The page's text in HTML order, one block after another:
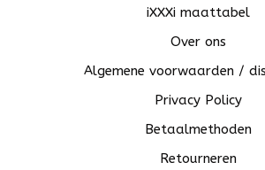
iXXXi maattabel
Over ons
Algemene voorwaarden /
Privacy Policy
Betaalmethoden
Retourneren